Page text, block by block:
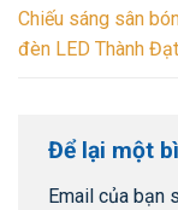
Chiếu sáng sân
đèn LED Thành Đạt
Để lại một
Email của bạn